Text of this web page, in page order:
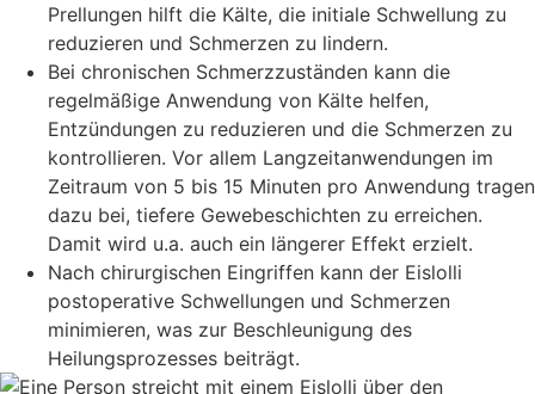
Prellungen hilft die Kälte, die initiale Schwellung zu
reduzieren und Schmerzen zu lindern.
Bei chronischen Schmerzzuständen kann die
regelmäßige Anwendung von Kälte helfen,
Entzündungen zu reduzieren und die Schmerzen zu
kontrollieren. Vor allem Langzeitanwendungen im
Zeitraum von 5 bis 15 Minuten pro Anwendung tragen
dazu bei, tiefere Gewebeschichten zu erreichen.
Damit wird u.a. auch ein längerer Effekt erzielt.
Nach chirurgischen Eingriffen kann der Eislolli
postoperative Schwellungen und Schmerzen
minimieren, was zur Beschleunigung des
Heilungsprozesses beiträgt.